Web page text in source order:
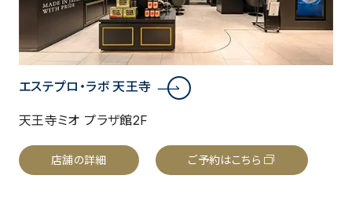
エステプロ・ラボ 天王寺
天王寺ミオ プラザ館2F
店舗の詳細 ご予約はこちら